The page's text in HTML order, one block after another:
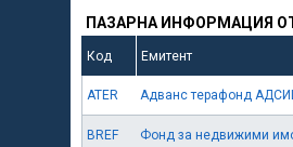
ПАЗАРНА ИНФОРМАЦИЯ ОТ
Код Емитент
ATER Адванс терафонд
BREF